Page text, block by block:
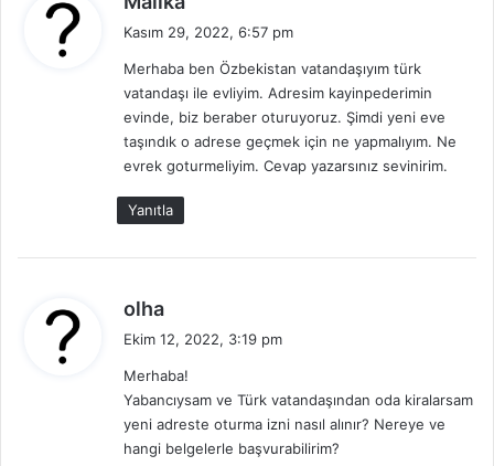
k
i
:
Kasım 29, 2022, 6:57 pm
Merhaba ben Özbekistan vatandaşıyım türk
vatandaşı ile evliyim. Adresim kayinpederimin
evinde, biz beraber oturuyoruz. Şimdi yeni eve
taşındık o adrese geçmek için ne yapmalıyım. Ne
evrek goturmeliyim. Cevap yazarsınız sevinirim.
Yanıtla
olha
i
k
i
:
Ekim 12, 2022, 3:19 pm
Merhaba!
Yabancıysam ve Türk vatandaşından oda kiralarsam
yeni adreste oturma izni nasıl alınır? Nereye ve
hangi belgelerle başvurabilirim?